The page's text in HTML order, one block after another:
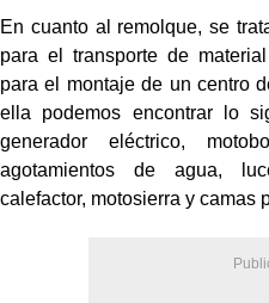
En cuanto al remolque, se
para el transporte de
para el montaje de un centro
ella podemos encontrar lo
generador eléctrico,
agotamientos de agua,
calefactor, motosierra y camas